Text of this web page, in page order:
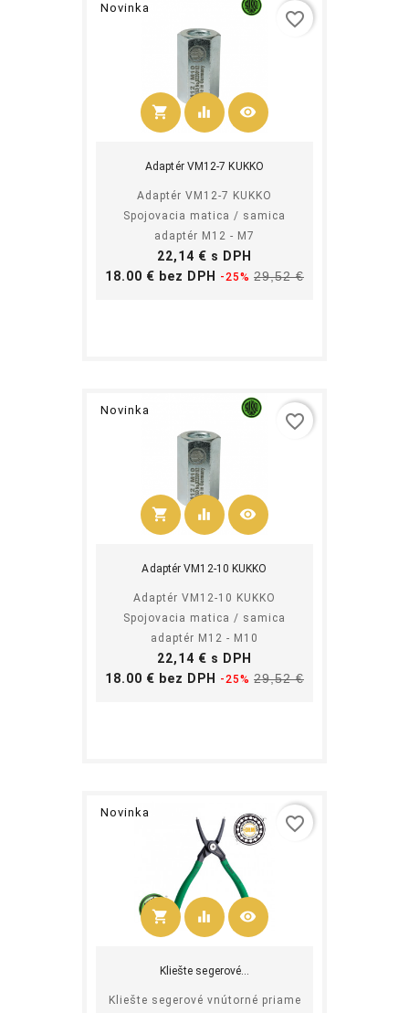
Novinka
shopping_cart
Kúpiť
equalizer visibility
Adaptér VM12-7 KUKKO
Adaptér VM12-7 KUKKO
Spojovacia matica / samica
adaptér M12 - M7
Cena
22,14 € s DPH
18.00 € bez DPH Základná
-25% 29,52 €Cena
favorite_border
Novinka
shopping_cart
Kúpiť
equalizer visibility
Adaptér VM12-10 KUKKO
Adaptér VM12-10 KUKKO
Spojovacia matica / samica
adaptér M12 - M10
Cena
22,14 € s DPH
18.00 € bez DPH Základná
-25% 29,52 €Cena
favorite_border
Novinka
shopping_cart
Kúpiť
equalizer visibility
Kliešte segerové...
Kliešte segerové vnútorné priame
favorite_border